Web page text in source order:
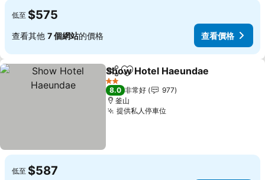
低至 $575
查看其他 7 個網站的價格 查看價格
分享 加入我的最愛
Show Hotel Haeundae
2 星級
8.0 非常好
977
釜山
提供私人停車位查看價格
低至 $587